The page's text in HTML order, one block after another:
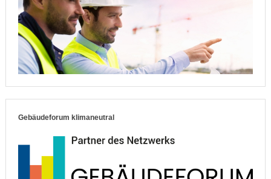
Gebäudeforum klimaneutral